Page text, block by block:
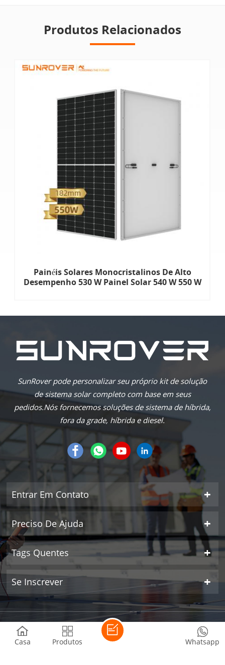
Produtos Relacionados
Painéis Solares Monocristalinos De Alto
Desempenho 530 W Painel Solar 540 W 550 W
SunRover pode personalizar seu próprio kit de solução
de sistema solar completo com base em seus
pedidos.Nós fornecemos soluções de sistema de híbrida,
fora da grade, híbrida e diesel.
Entrar Em Contato
Preciso De Ajuda
Tags Quentes
Se Inscrever
direito autoral © 2026 SUNROVER POWER CO.,LTD todos os
direitos reservados.
| rede ipv6 suportada
Casa Produtos Whatsapp